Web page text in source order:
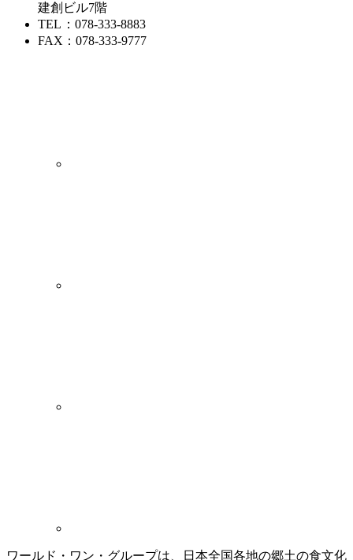
建創ビル7階
TEL ：078-333-8883
FAX ：078-333-9777
ワールド・ワン・グループは、日本全国各地の郷土の食文化